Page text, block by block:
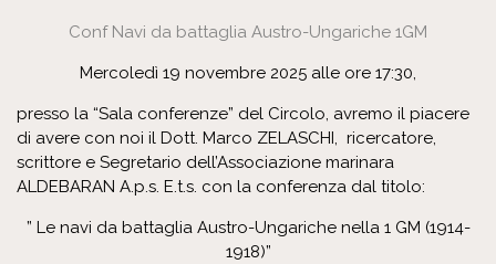
Conf Navi da battaglia Austro-Ungariche 1GM
Mercoledì 19 novembre 2025 alle ore 17:30,
presso la “Sala conferenze” del Circolo, avremo il piacere
di avere con noi il Dott. Marco ZELASCHI, ricercatore,
scrittore e Segretario dell’Associazione marinara
ALDEBARAN A.p.s. E.t.s. con la conferenza dal titolo:
” Le navi da battaglia Austro-Ungariche nella 1 GM (1914-
1918)”